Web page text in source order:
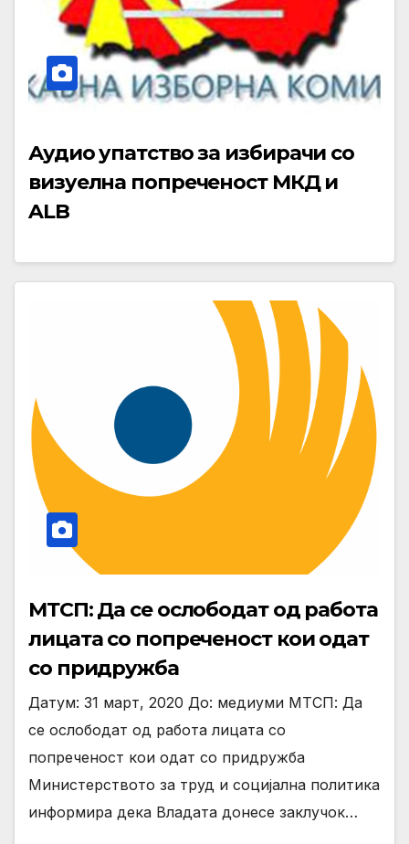
Аудио упатство за избирачи со
визуелна попреченост МКД и
ALB
МТСП: Да се ослободат од работа
лицата со попреченост кои одат
со придружба
Датум: 31 март, 2020 До: медиуми МТСП: Да
се ослободат од работа лицата со
попреченост кои одат со придружба
Министерството за труд и социјална политика
информира дека Владата донесе заклучок…